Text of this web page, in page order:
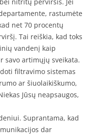
rastumėte
net 70 procentų
Tai reiškia, kad toks
vandenį kaip
savo artimųjų sveikata.
filtravimo sistemas
ar šiuolaikiškumo,
Jūsų neapsaugos,
Suprantama, kad
dar